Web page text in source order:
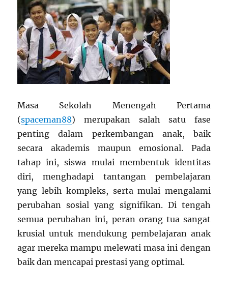
Masa Sekolah Menengah Pertama
(spaceman88) merupakan salah satu fase
penting dalam perkembangan anak, baik
secara akademis maupun emosional. Pada
tahap ini, siswa mulai membentuk identitas
diri, menghadapi tantangan pembelajaran
yang lebih kompleks, serta mulai mengalami
perubahan sosial yang signifikan. Di tengah
semua perubahan ini, peran orang tua sangat
krusial untuk mendukung pembelajaran anak
agar mereka mampu melewati masa ini dengan
baik dan mencapai prestasi yang optimal.